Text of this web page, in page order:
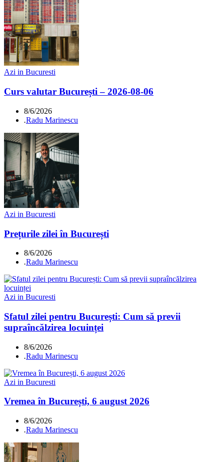
Azi in Bucuresti
Curs valutar București – 2026-08-06
8/6/2026
.Radu Marinescu
Azi in Bucuresti
Prețurile zilei în București
8/6/2026
.Radu Marinescu
Azi in Bucuresti
Sfatul zilei pentru București: Cum să previi
supraîncălzirea locuinței
8/6/2026
.Radu Marinescu
Azi in Bucuresti
Vremea în București, 6 august 2026
8/6/2026
.Radu Marinescu